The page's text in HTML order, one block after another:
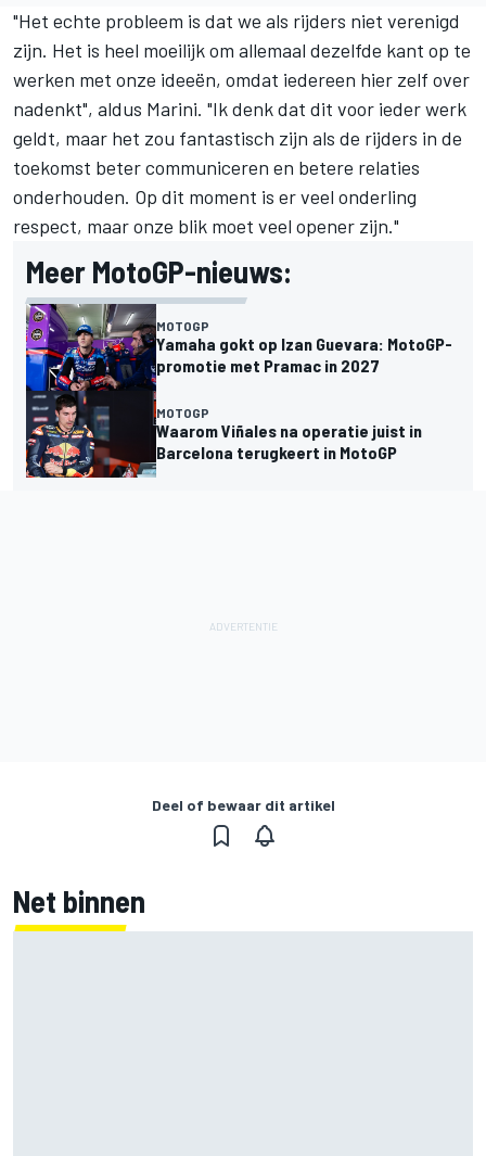
"Het echte probleem is dat we als rijders niet verenigd
zijn. Het is heel moeilijk om allemaal dezelfde kant op te
werken met onze ideeën, omdat iedereen hier zelf over
nadenkt", aldus Marini. "Ik denk dat dit voor ieder werk
geldt, maar het zou fantastisch zijn als de rijders in de
toekomst beter communiceren en betere relaties
onderhouden. Op dit moment is er veel onderling
respect, maar onze blik moet veel opener zijn."
Meer MotoGP-nieuws:
MOTOGP
Yamaha gokt op Izan Guevara: MotoGP-
promotie met Pramac in 2027
MOTOGP
Waarom Viñales na operatie juist in
Barcelona terugkeert in MotoGP
Deel of bewaar dit artikel
Net binnen